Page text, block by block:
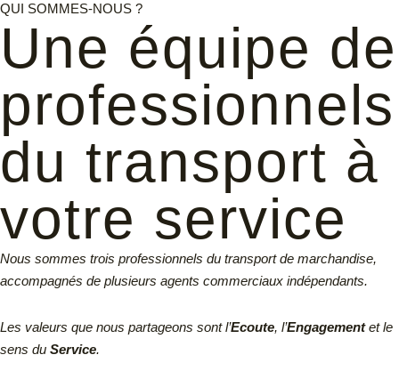
QUI SOMMES-NOUS ?
Une équipe de
professionnels
du transport à
votre service
Nous sommes trois professionnels du transport de marchandise,
accompagnés de plusieurs agents commerciaux indépendants.
Les valeurs que nous partageons sont l’Ecoute, l’Engagementet le
sens du Service.